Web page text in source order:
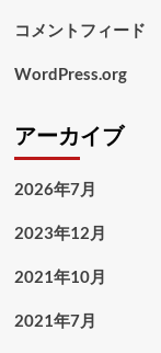
コメントフィード
WordPress.org
アーカイブ
2026年7月
2023年12月
2021年10月
2021年7月